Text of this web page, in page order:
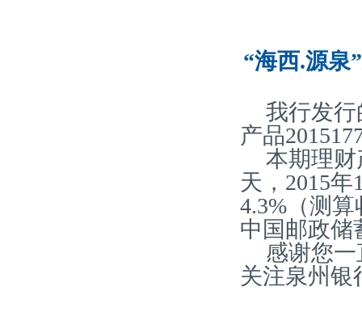
“海西.源泉
我行发行
产品
本期理财
天，2015
4.3%（测
中国邮政储
感谢您
关注泉州银